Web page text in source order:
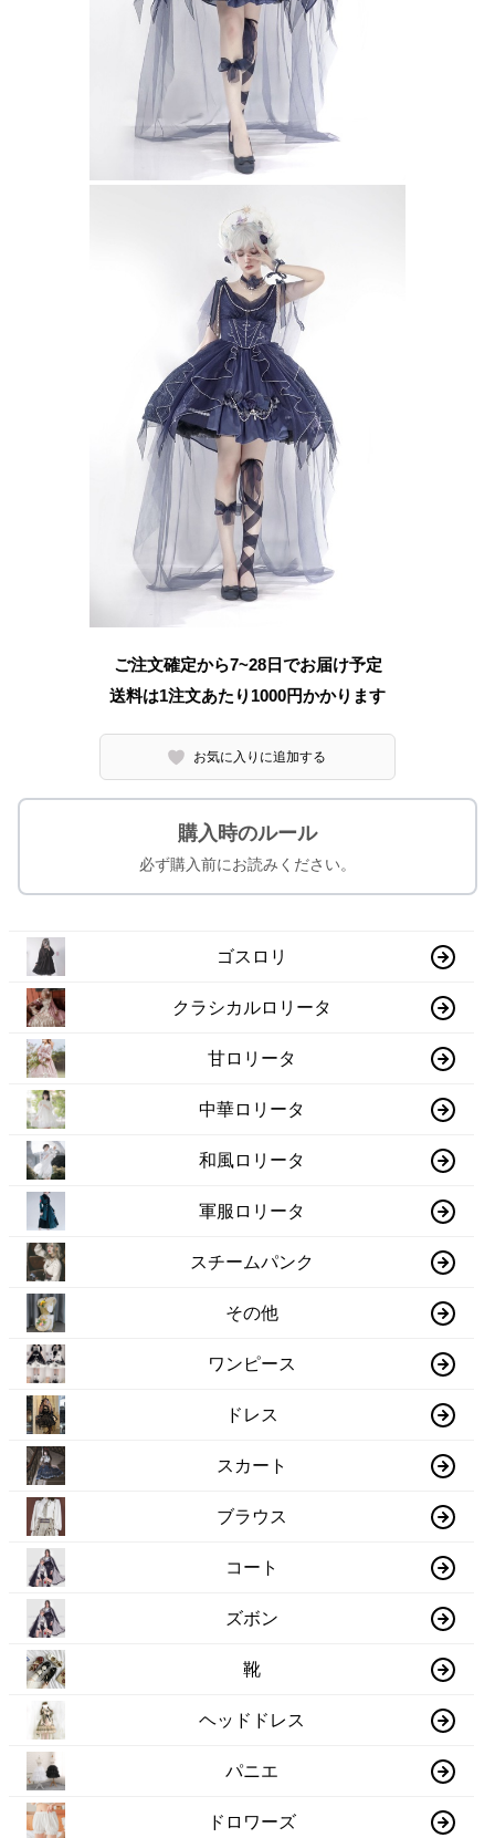
ご注文確定から7~28日でお届け予定
送料は1注文あたり 1000円かかります
お気に入りに追加する
購入時のルール
必ず購入前にお読みください。
ゴスロリ
クラシカルロリータ
甘ロリータ
中華ロリータ
和風ロリータ
軍服ロリータ
スチームパンク
その他
ワンピース
ドレス
スカート
ブラウス
コート
ズボン
靴
ヘッドドレス
パニエ
ドロワーズ